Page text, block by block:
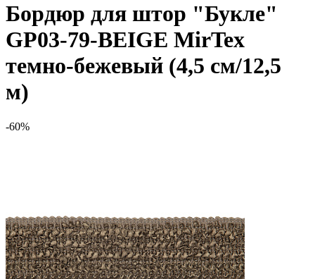
Бордюр для штор "Букле"
GP03-79-BEIGE MirTex
темно-бежевый (4,5 см/12,5
м)
-60%